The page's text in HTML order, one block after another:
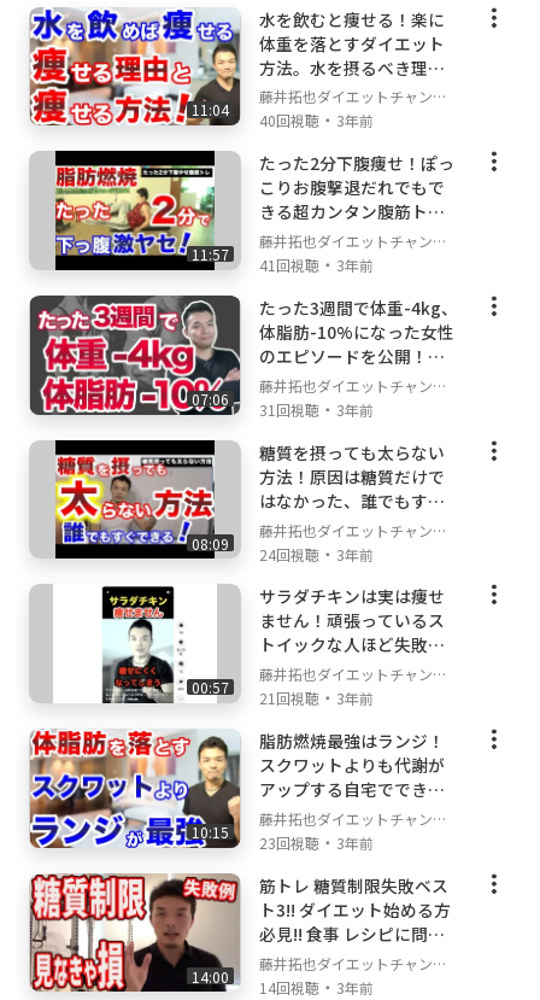
11:04
水を飲むと痩せる！楽に
体重を落とすダイエット
方法。水を摂るべき理由
を解説します。
藤井拓也ダイエットチャンネ
ル
40回視聴 ・ 3年前
11:57
たった2分下腹痩せ！ぽっ
こりお腹撃退だれでもで
きる超カンタン腹筋トレ
ーニングを実演解説しま
す！
藤井拓也ダイエットチャンネ
ル
41回視聴 ・ 3年前
07:06
たった3週間で体重-4kg、
体脂肪-10%になった女性
のエピソードを公開！
【ダイエット】
藤井拓也ダイエットチャンネ
ル
31回視聴 ・ 3年前
08:09
糖質を摂っても太らない
方法！原因は糖質だけで
はなかった、誰でもすぐ
できる方法で解決する方
法を説明します！
藤井拓也ダイエットチャンネ
ル
24回視聴 ・ 3年前
00:57
サラダチキンは実は痩せ
ません！頑張っているス
トイックな人ほど失敗し
やすいダイエットの落と
し穴 #shorts
藤井拓也ダイエットチャンネ
ル
21回視聴 ・ 3年前
10:15
脂肪燃焼最強はランジ！
スクワットよりも代謝が
アップする自宅でできる
トレーニングを解説しま
す。
藤井拓也ダイエットチャンネ
ル
23回視聴 ・ 3年前
14:00
筋トレ 糖質制限失敗ベス
ト3!! ダイエット始める方
必見!! 食事 レシピに問題
あり!_ なぜ失敗するのか
糖質 筋肉 関係ある_
藤井拓也ダイエットチャンネ
ル
14回視聴 ・ 3年前